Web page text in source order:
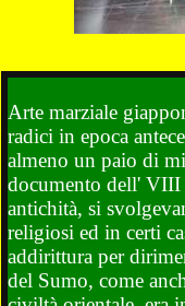
Arte marziale
radici in epoca
almeno un paio di
documento dell' VIII
antichità, si
religiosi ed in certi
addirittura per
del Sumo, come